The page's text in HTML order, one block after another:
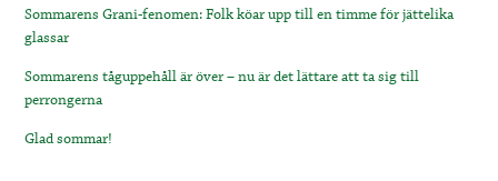
Sommarens Grani-fenomen: Folk köar upp till en timme för jättelika
glassar
Sommarens tåguppehåll är över – nu är det lättare att ta sig till
perrongerna
Glad sommar!